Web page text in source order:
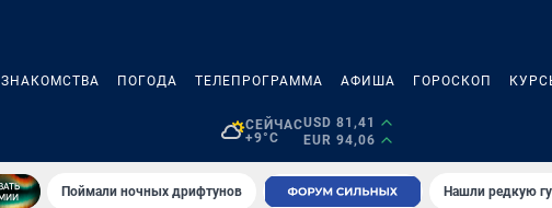
ЗНАКОМСТВА ПОГОДА ТЕЛЕПРОГРАММА АФИША ГОРОСКОП
СЕЙЧАС
+9°C
USD 81,41
EUR 94,06
Поймали ночных дрифтунов Нашли редкую